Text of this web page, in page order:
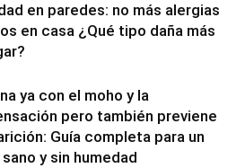
en paredes: no más alergias
en casa ¿Qué tipo daña más
ya con el moho y la
pero también previene
Guía completa para un
y sin humedad